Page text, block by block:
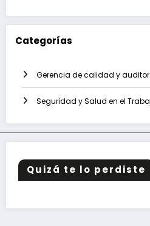
Categorías
Gerencia de calidad y
Seguridad y Salud en el
Quizá te lo perdiste